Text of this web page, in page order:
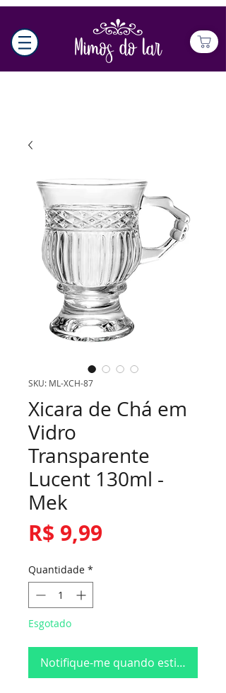
SKU: ML-XCH-87
Xicara de Chá em
Vidro
Transparente
Lucent 130ml -
Mek
R$ 9,99
Quantidade *
Esgotado
Notifique-me quando estiver